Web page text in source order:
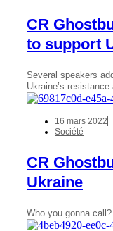
CR
to support
Several speakers
Ukraine’s
16 mars 2022
Société
CR
Ukraine
Who you gonna